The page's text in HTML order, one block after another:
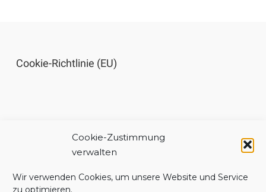
Cookie-Zustimmung
verwalten
Wir verwenden Cookies, um unsere Website und Service
zu optimieren.
Cookie-Richtlinie (EU)